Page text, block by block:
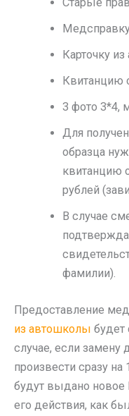
Карточку
Квитанцию
3 фото 3*4,
Для
образца
квитанцию
рублей
В случае
фамилии).
Предоставление
из автошколы будет
случае, если замену
произвести сразу
будут выдано новое
его действия, как